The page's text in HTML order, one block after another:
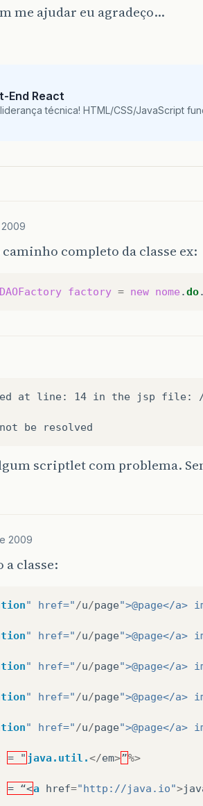
me ajudar eu agradeço…
End React
técnica! HTML/CSS/JavaScript
completo da classe ex:
DAOFactory factory = new nome .do.
at line: 14 in the jsp file: /
scriptlet com problema.
2009
classe:
" href=" /u/page">@page</a>
" href=" /u/page">@page</a>
" href=" /u/page">@page</a>
" href=" /u/page">@page</a>
" href=" /u/page">@page</a>
= " java.util.</em>”%>
= “<a href="http://java.io">